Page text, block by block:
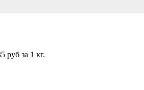
руб за 1 кг.